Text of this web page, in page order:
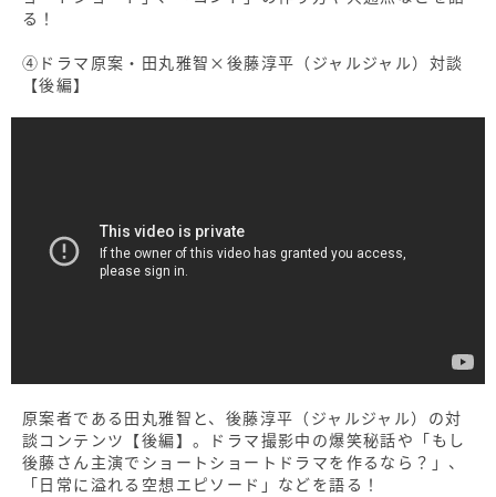
る！
④ドラマ原案・田丸雅智×後藤淳平（ジャルジャル）対談
【後編】
原案者である田丸雅智と、後藤淳平（ジャルジャル）の対
談コンテンツ【後編】。ドラマ撮影中の爆笑秘話や「もし
後藤さん主演でショートショートドラマを作るなら？」、
「日常に溢れる空想エピソード」などを語る！